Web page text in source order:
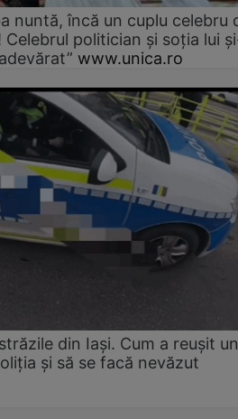
nuntă, încă un cuplu celebru
politician și soția lui
www.unica.ro
din Iași. Cum a reușit un
și să se facă nevăzut